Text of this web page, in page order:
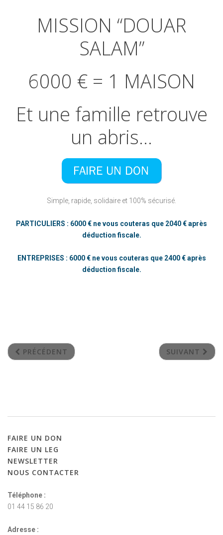
MISSION “DOUAR
SALAM”
6000 € = 1 MAISON
Et une famille retrouve
un abris…
Simple, rapide, solidaire et 100% sécurisé.
PARTICULIERS : 6000 € ne vous couteras que 2040 € après
déduction fiscale.
ENTREPRISES : 6000 € ne vous couteras que 2400 € après
déduction fiscale.
PRÉCÉDENT SUIVANT
FAIRE UN DON
FAIRE UN LEG
NEWSLETTER
NOUS CONTACTER
Téléphone :
01 44 15 86 20
Adresse :